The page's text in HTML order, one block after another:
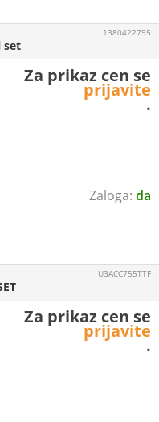
da
set
1380422795
Za prikaz cen se
prijavite
.
U3ACC755TTF
Za prikaz cen se
prijavite
.